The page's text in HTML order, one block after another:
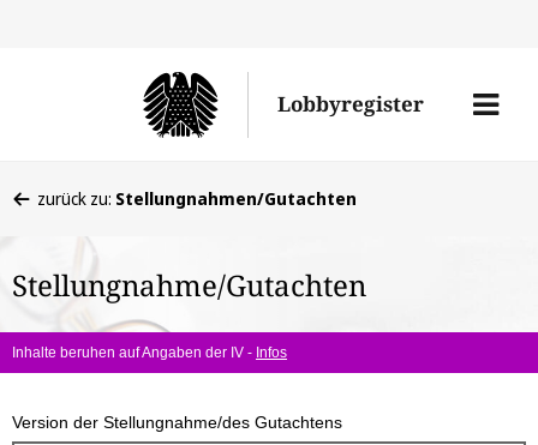
Lobbyregister
Menü
befinden
hier:
zurück zu: Stellungnahmen/Gutachten
Stellungnahme/Gutachten
Inhalte beruhen auf Angaben der IV - Infos
Version der Stellungnahme/des Gutachtens